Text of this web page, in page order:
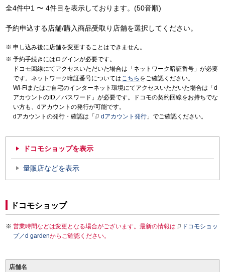
全4件中1 〜 4件目を表示しております。(50音順)
予約申込する店舗/購入商品受取り店舗を選択してください。
申し込み後に店舗を変更することはできません。
予約手続きにはログインが必要です。
ドコモ回線にてアクセスいただいた場合は「ネットワーク暗証番号」が必要
です。ネットワーク暗証番号についてはこちら をご確認ください。
Wi-Fiまたはご自宅のインターネット環境にてアクセスいただいた場合は「d
アカウントのID／パスワード」が必要です。ドコモの契約回線をお持ちでな
い方も、dアカウントの発行が可能です。
dアカウントの発行・確認は「
dアカウント発行 」でご確認ください。
ドコモショップを表示
量販店などを表示
ドコモショップ
営業時間などは変更となる場合がございます。最新の情報は
ドコモショッ
プ／d gardenからご確認ください。
店舗名